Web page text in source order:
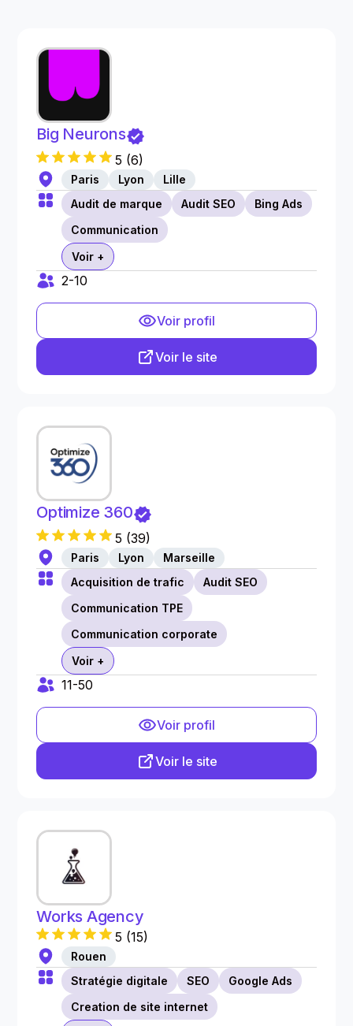
Big Neurons
5 (6)
Paris Lyon
Lille
Audit de marque
Audit SEO
Bing Ads
Communication
Voir +
2-10
Voir profil
Voir le site
Optimize 360
5 (39)
Paris Lyon
Marseille
Acquisition de trafic
Audit SEO
Communication TPE
Communication corporate
Voir +
11-50
Voir profil
Voir le site
Works Agency
5 (15)
Rouen
Stratégie digitale
SEO
Google Ads
Creation de site internet